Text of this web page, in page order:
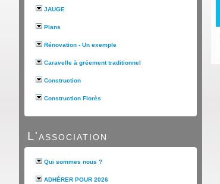
JAUGE
Plans
Rénovation - Un exemple
Caravelle à gréement traditionnel
Construction
Construction Florès
L'association
Qui sommes nous ?
ADHÉRER POUR 2026